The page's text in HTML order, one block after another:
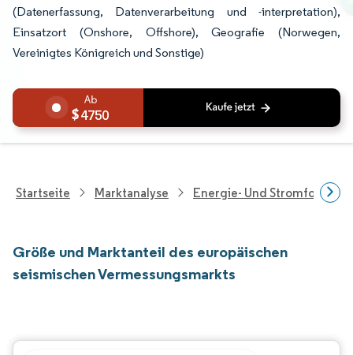
(Datenerfassung, Datenverarbeitung und -interpretation),
Einsatzort (Onshore, Offshore), Geografie (Norwegen,
Vereinigtes Königreich und Sonstige)
4750
Startseite Marktanalyse Energie- Und
Größe und Marktanteil des europäischen
seismischen Vermessungsmarkts